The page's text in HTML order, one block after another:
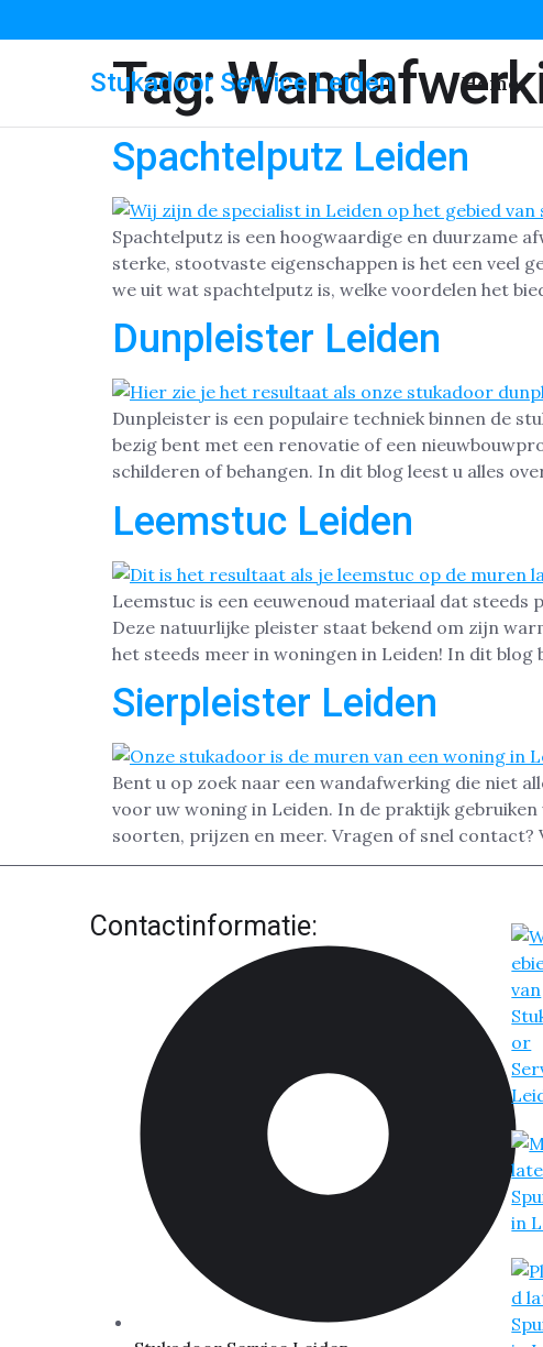
Stukadoor Service Leiden Home
Tag:
Spachtelputz Leiden
Spachtelputz is een hoogwaardige en duurzame
sterke, stootvaste eigenschappen is het een veel
we uit wat spachtelputz is, welke voordelen het
Dunpleister Leiden
Dunpleister is een populaire techniek binnen de
bezig bent met een renovatie of een
schilderen of behangen. In dit blog leest u alles
Leemstuc Leiden
Leemstuc is een eeuwenoud materiaal dat
Deze natuurlijke pleister staat bekend om zijn
het steeds meer in woningen in Leiden! In dit blog
Sierpleister Leiden
Bent u op zoek naar een wandafwerking die niet
voor uw woning in Leiden. In de praktijk
soorten, prijzen en meer. Vragen of snel contact?
Contactinformatie: